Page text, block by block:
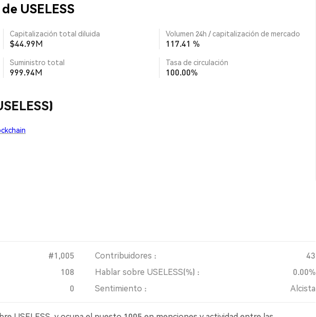
USELESS
Capitalización total diluida
$44.99M
Volumen 24h / capitalización de mercado
117.41 %
Suministro total
999.94M
Tasa de circulación
100.00%
#1,005 Contribuidores :
43
108 Hablar sobre USELESS(%) :
0.00%
0 Sentimiento : Alcista